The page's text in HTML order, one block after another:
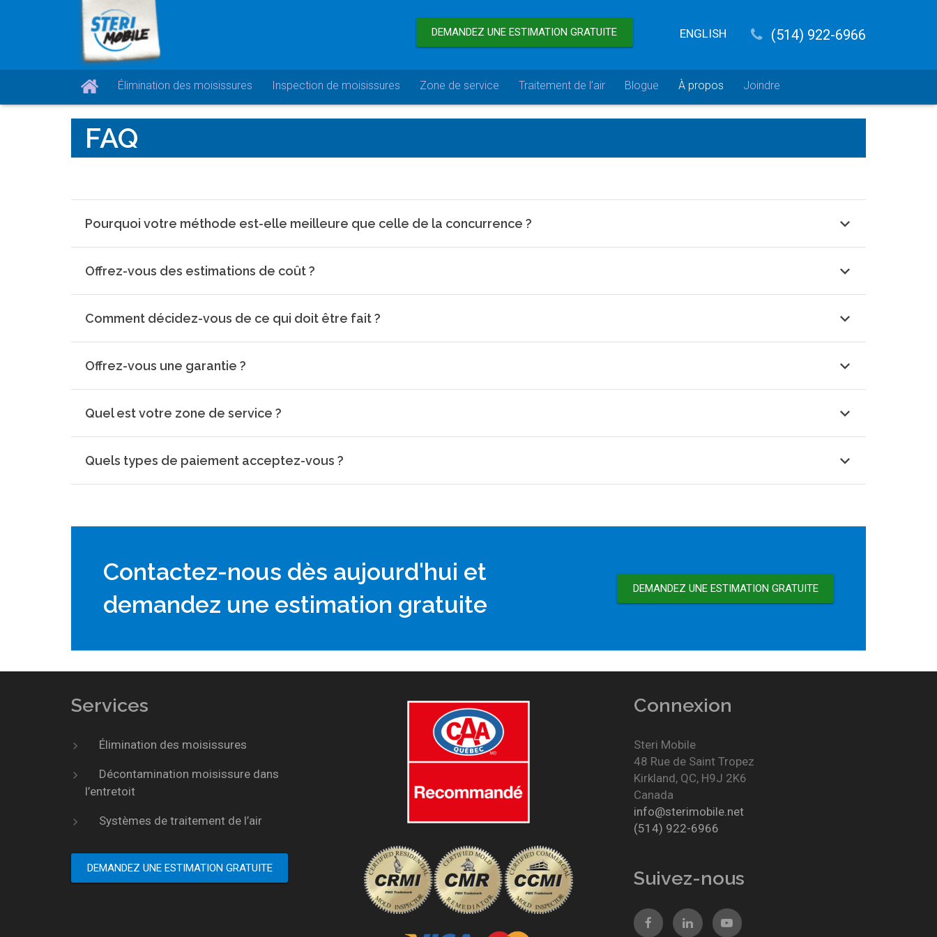
DEMANDEZ UNE ESTIMATION GRATUITE ENGLISH (514) 922-6966
Élimination des moisissures Inspection de moisissures Zone de service Traitement de l’air Blogue À propos Joindre
FAQ
Pourquoi votre méthode est-elle meilleure que celle de la concurrence ?
Offrez-vous des estimations de coût ?
Comment décidez-vous de ce qui doit être fait ?
Offrez-vous une garantie ?
Quel est votre zone de service ?
Quels types de paiement acceptez-vous ?
Contactez-nous dès aujourd'hui et
demandez une estimation gratuite
DEMANDEZ UNE ESTIMATION GRATUITE
Services
Élimination des moisissures
Décontamination moisissure dans
l’entretoit
Systèmes de traitement de l’air
DEMANDEZ UNE ESTIMATION GRATUITE
Connexion
Steri Mobile
48 Rue de Saint Tropez
Kirkland, QC, H9J 2K6
Canada
info@sterimobile.net
(514) 922-6966
Suivez-nous